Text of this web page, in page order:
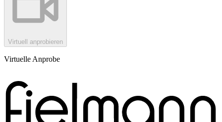
Virtuell anprobieren
Virtuelle Anprobe